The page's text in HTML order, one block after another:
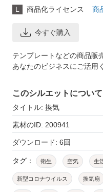
L 商品化ライセンス 商
今すぐ購入
テンプレートなどの商品販
あなたのビジネスにご活用
このシルエットについて
タイトル: 換気
素材のID: 200941
ダウンロード: 6回
タグ： 衛生 空気 生
新型コロナウイルス 換気扇